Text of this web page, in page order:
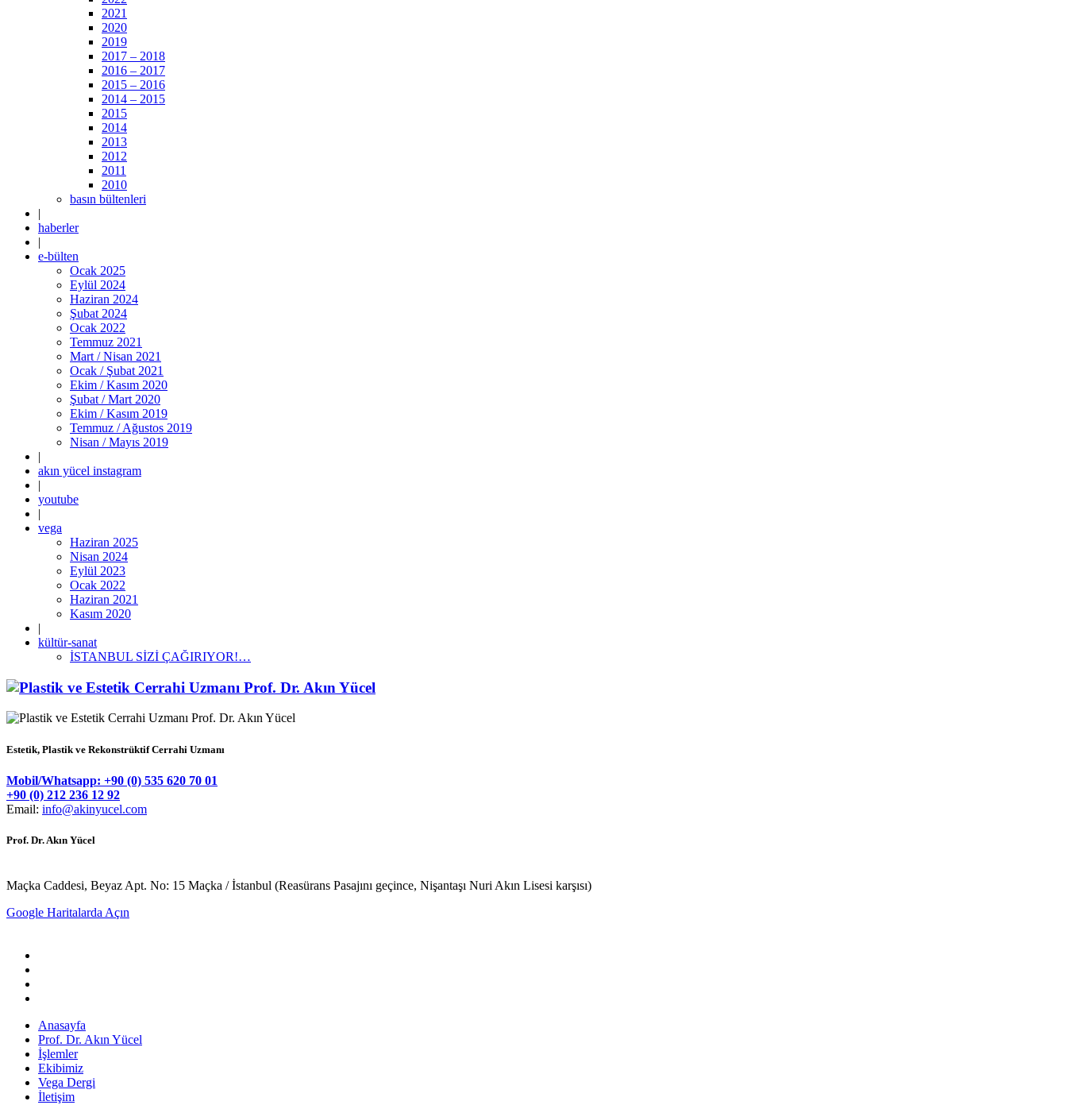
2021
2020
2019
2017 – 2018
2016 – 2017
2015 – 2016
2014 – 2015
2015
2014
2013
2012
2011
2010
basın bültenleri
|
haberler
|
e-bülten
Ocak 2025
Eylül 2024
Haziran 2024
Şubat 2024
Ocak 2022
Temmuz 2021
Mart / Nisan 2021
Ocak / Şubat 2021
Ekim / Kasım 2020
Şubat / Mart 2020
Ekim / Kasım 2019
Temmuz / Ağustos 2019
Nisan / Mayıs 2019
|
akın yücel instagram
|
youtube
|
vega
Haziran 2025
Nisan 2024
Eylül 2023
Ocak 2022
Haziran 2021
Kasım 2020
|
kültür-sanat
İSTANBUL SİZİ ÇAĞIRIYOR!…
Estetik, Plastik ve Rekonstrüktif Cerrahi Uzmanı
Mobil/Whatsapp: +90 (0) 535 620 70 01
+90 (0) 212 236 12 92
Email: info@akinyucel.com
Prof. Dr. Akın Yücel
Maçka Caddesi, Beyaz Apt. No: 15 Maçka / İstanbul (Reasürans Pasajını geçince, Nişantaşı Nuri Akın Lisesi karşısı)
Google Haritalarda Açın
Anasayfa
Prof. Dr. Akın Yücel
İşlemler
Ekibimiz
Vega Dergi
İletişim